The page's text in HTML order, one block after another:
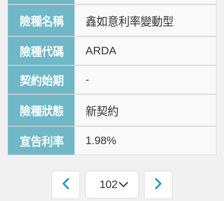
鑫如意利率變動型
ARDA
-
新契約
1.98%